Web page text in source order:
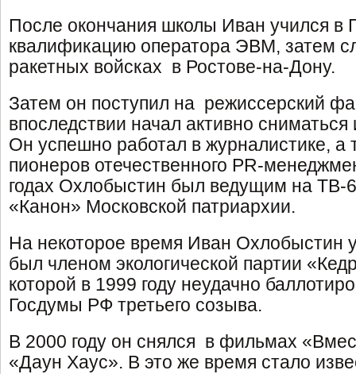
После окончания школы Иван учился в
квалификацию оператора ЭВМ, затем
ракетных войсках в Ростове-на-Дону.
Затем он поступил на режиссерский
впоследствии начал активно
Он успешно работал в журналистике, а
пионеров отечественного PR-
годах Охлобыстин был ведущим на ТВ-
«Канон» Московской патриархии.
На некоторое время Иван Охлобыстин
был членом экологической партии
которой в 1999 году неудачно
Госдумы РФ третьего созыва.
В 2000 году он снялся в фильмах
«Даун Хаус». В это же время стало